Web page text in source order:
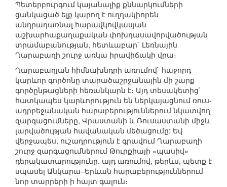
Պետերբուրգում կայանալիք քննարկումների
ցանկացած ելք կարող է ուղղակիորեն
անդրադառնալ հարավկովկասյան
աշխարհաքաղաքական փոխդասավորվածության
տրամաբանության, հետևաբար` Լեռնային
Ղարաբաղի շուրջ առկա իրավիճակի վրա։
Ղարաբաղյան հիմնախնդրի առումով` հաջորդ
կարևոր գործոնը տարածաշրջանային մի շարք
գործընթացների հեռանկարն է։ Այդ տեսակետից`
հատկապես կարևորություն են ներկայացնում ռուս-
ադրբեջանական հարաբերություններում նկատվող
զարգացումները, Վրաստանի և Ռուսաստանի միջև
լարվածության հավանական մեծացումը: Եվ
վերջապես, ուշադրություն է գրավում Ղարաբաղի
շուրջ զարգացումներում Թուրքիայի «պասիվ»
դերակատարությունը. այդ առումով, թերևս, պետք է
սպասել Անկարա–Երևան հարաբերություններում
նոր տարրերի ի հայտ գալուն։